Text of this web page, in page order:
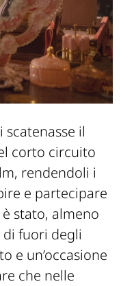
scatenasse il
corto circuito
rendendoli i
e partecipare
stato, almeno
fuori degli
e un’occasione
che nelle